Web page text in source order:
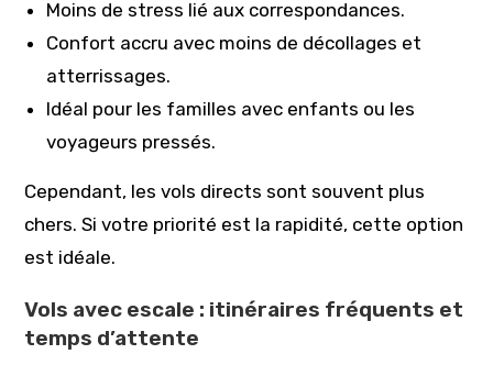
Moins de stress lié aux correspondances.
Confort accru avec moins de décollages et
atterrissages.
Idéal pour les familles avec enfants ou les
voyageurs pressés.
Cependant, les vols directs sont souvent plus
chers. Si votre priorité est la rapidité, cette option
est idéale.
Vols avec escale : itinéraires fréquents et
temps d’attente